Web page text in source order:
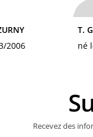
2006
T.
né
Recevez des